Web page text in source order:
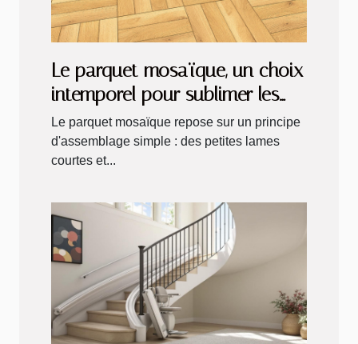
Le parquet mosaïque, un choix
intemporel pour sublimer les
intérieurs !
Le parquet mosaïque repose sur un principe
d'assemblage simple : des petites lames
courtes et...